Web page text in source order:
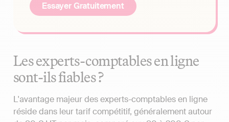
Essayer Gratuitement
Les experts-comptables en ligne
sont-ils fiables ?
L'avantage majeur des experts-comptables en ligne
réside dans leur tarif compétitif, généralement autour